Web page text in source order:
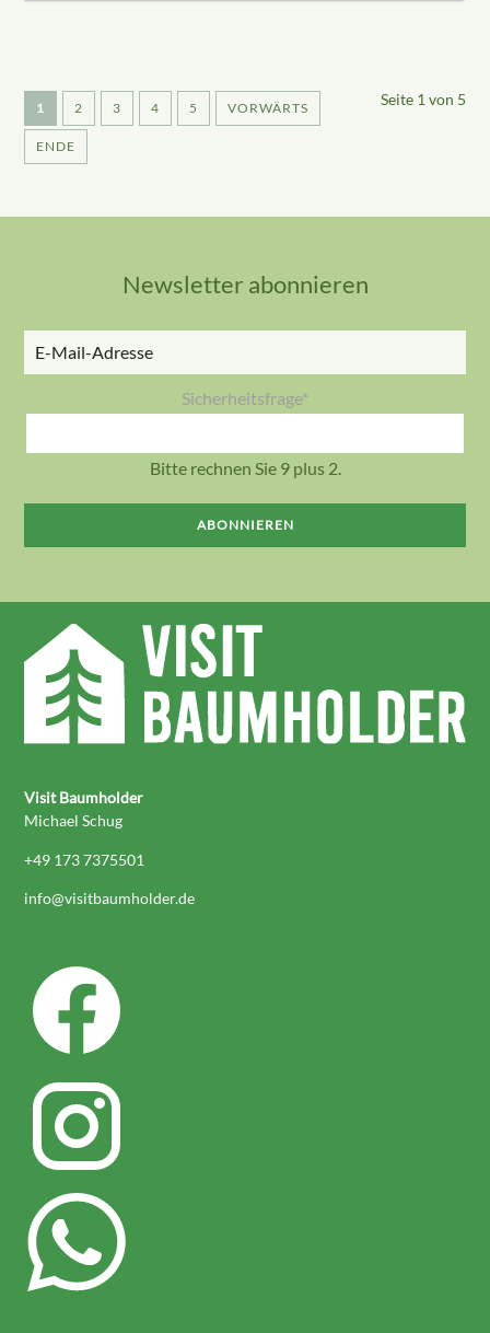
Seite 1 von 5
1 2 3 4 5 VORWÄRTS
ENDE
Newsletter abonnieren
Adresse
Pflichtfeld
Sicherheitsfrage*
Bitte rechnen Sie 9 plus 2.
ABONNIEREN
Visit Baumholder
Michael Schug
+49 173 7375501
info@visitbaumholder.de